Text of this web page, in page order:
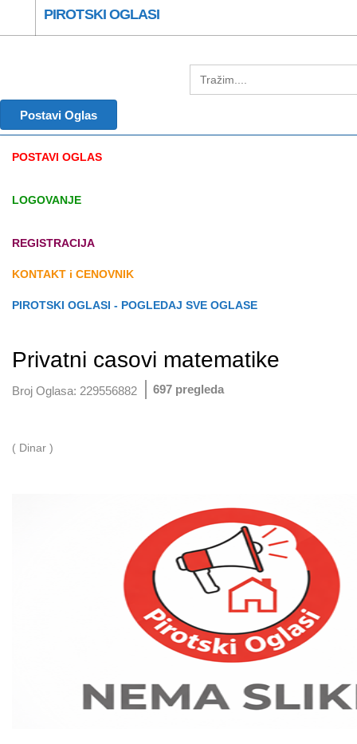
PIROTSKI OGLASI
Postavi Oglas
POSTAVI OGLAS
LOGOVANJE
REGISTRACIJA
KONTAKT i CENOVNIK
PIROTSKI OGLASI - POGLEDAJ SVE OGLASE
Privatni casovi matematike
Broj Oglasa: 229556882 697 pregleda
( Dinar )